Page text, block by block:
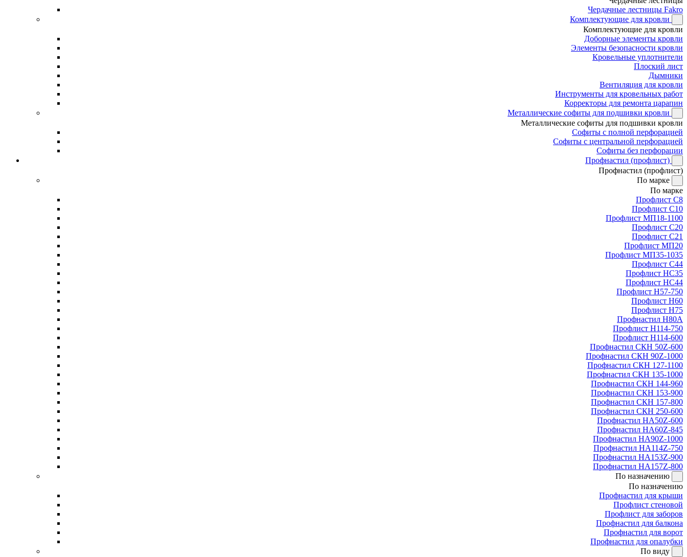
Чердачные лестницы Fakro
Комплектующие для кровли
Комплектующие для кровли
Доборные элементы кровли
Элементы безопасности кровли
Кровельные уплотнители
Плоский лист
Дымники
Вентиляция для кровли
Инструменты для кровельных работ
Корректоры для ремонта царапин
Металлические софиты для подшивки кровли
Металлические софиты для подшивки кровли
Софиты с полной перфорацией
Софиты с центральной перфорацией
Софиты без перфорации
Профнастил (профлист)
Профнастил (профлист)
По марке
По марке
Профлист С8
Профлист С10
Профлист МП18-1100
Профлист С20
Профлист С21
Профлист МП20
Профлист МП35-1035
Профлист С44
Профлист НС35
Профлист НС44
Профлист Н57-750
Профлист Н60
Профлист Н75
Профнастил Н80А
Профлист Н114-750
Профлист Н114-600
Профнастил СКН 50Z-600
Профнастил СКН 90Z-1000
Профнастил СКН 127-1100
Профнастил СКН 135-1000
Профнастил СКН 144-960
Профнастил СКН 153-900
Профнастил СКН 157-800
Профнастил СКН 250-600
Профнастил НА50Z-600
Профнастил НА60Z-845
Профнастил НА90Z-1000
Профнастил НА114Z-750
Профнастил НА153Z-900
Профнастил НА157Z-800
По назначению
По назначению
Профнастил для крыши
Профлист стеновой
Профлист для заборов
Профнастил для балкона
Профнастил для ворот
Профнастил для опалубки
По виду